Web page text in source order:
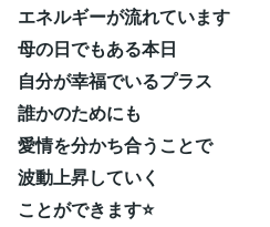
エネルギーが流れています
母の日でもある本日
自分が幸福でいるプラス
誰かのためにも
愛情を分かち合うことで
波動上昇していく
ことができます⭐